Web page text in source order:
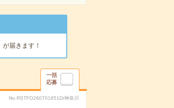
が届きます！
一括
応募
No.RSTFO260701851D/神奈川